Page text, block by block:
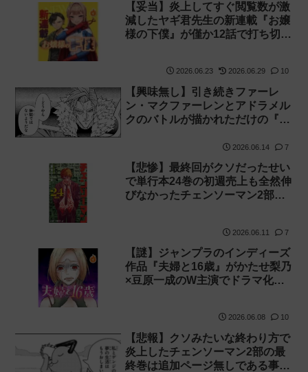
【妥当】炎上してすぐ閲覧数が激
減したヤギ君先生の新連載『お嬢
様の下僕』が僅か12話で打ち切り
2026.06.23 2026.06.29 10
【興味無し】引き続きファーレ
ン・マクファーレンとアドラメル
クのバトルが描かれただけの『僕
165話 感想【針太郎】2026.06.14 7
【悲惨】最終回がクソだったせい
で単行本24巻の初週売上も全然伸
びなかったチェンソーマン2部
2026.06.11 7
【謎】ジャンプラのインディーズ
作品『夫婦と16歳』がかたせ梨乃
×豆原一成のW主演でドラマ化！
2026.06.08 10
【悲報】クソみたいな終わり方で
炎上したチェンソーマン2部の最
終巻は追加ページ無しである事が